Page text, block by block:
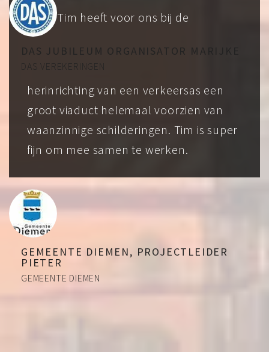
DAS JUBILEUM ORGANISATOR MARIJKE
DAS VEREKERINGEN
Tim heeft voor ons bij de
herinrichting van een verkeersas een
groot viaduct helemaal voorzien van
waanzinnige schilderingen. Tim is super
fijn om mee samen te werken.
GEMEENTE DIEMEN, PROJECTLEIDER
PIETER
GEMEENTE DIEMEN